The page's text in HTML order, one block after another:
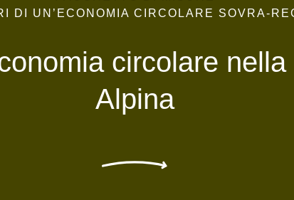
DI UN’ECONOMIA CIRCOLARE SOVRA-
circolare
Alpina